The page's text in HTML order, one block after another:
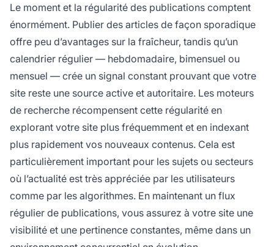
Le moment et la régularité des publications comptent
énormément. Publier des articles de façon sporadique
offre peu d’avantages sur la fraîcheur, tandis qu’un
calendrier régulier — hebdomadaire, bimensuel ou
mensuel — crée un signal constant prouvant que votre
site reste une source active et autoritaire. Les moteurs
de recherche récompensent cette régularité en
explorant votre site plus fréquemment et en indexant
plus rapidement vos nouveaux contenus. Cela est
particulièrement important pour les sujets ou secteurs
où l’actualité est très appréciée par les utilisateurs
comme par les algorithmes. En maintenant un flux
régulier de publications, vous assurez à votre site une
visibilité et une pertinence constantes, même dans un